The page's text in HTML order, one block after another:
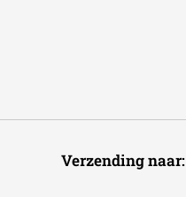
Verzending naar: